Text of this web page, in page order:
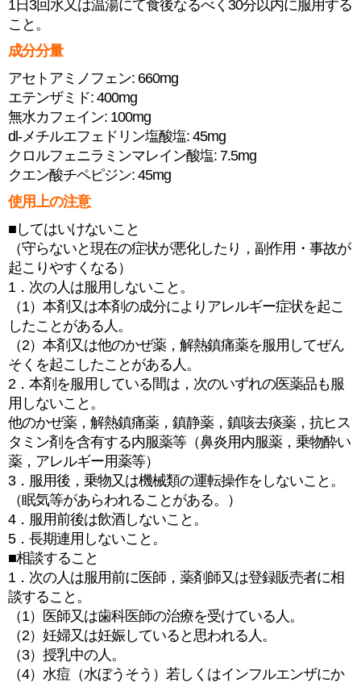
1日3回水又は温湯にて食後なるべく30分以内に服用する
こと。
成分分量
アセトアミノフェン: 660mg
エテンザミド: 400mg
無水カフェイン: 100mg
dl-メチルエフェドリン塩酸塩: 45mg
クロルフェニラミンマレイン酸塩: 7.5mg
クエン酸チペピジン: 45mg
使用上の注意
■してはいけないこと
（守らないと現在の症状が悪化したり，副作用・事故が
起こりやすくなる）
1．次の人は服用しないこと。
（1）本剤又は本剤の成分によりアレルギー症状を起こ
したことがある人。
（2）本剤又は他のかぜ薬，解熱鎮痛薬を服用してぜん
そくを起こしたことがある人。
2．本剤を服用している間は，次のいずれの医薬品も服
用しないこと。
他のかぜ薬，解熱鎮痛薬，鎮静薬，鎮咳去痰薬，抗ヒス
タミン剤を含有する内服薬等（鼻炎用内服薬，乗物酔い
薬，アレルギー用薬等）
3．服用後，乗物又は機械類の運転操作をしないこと。
（眠気等があらわれることがある。）
4．服用前後は飲酒しないこと。
5．長期連用しないこと。
■相談すること
1．次の人は服用前に医師，薬剤師又は登録販売者に相
談すること。
（1）医師又は歯科医師の治療を受けている人。
（2）妊婦又は妊娠していると思われる人。
（3）授乳中の人。
（4）水痘（水ぼうそう）若しくはインフルエンザにか